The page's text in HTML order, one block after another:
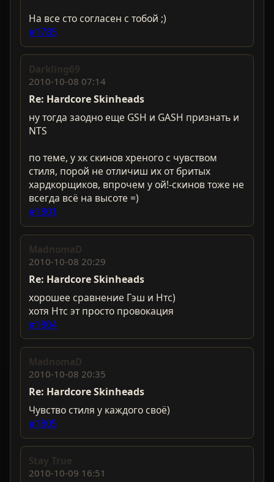
На все сто согласен с тобой ;)
#1785
Darkling69
2010-10-08 07:14
Re: Hardcorе Skinheads
ну тогда заодно еще GSH и GASH признать и
NTS
по теме, у хк скинов хреного с чувством
стиля, порой не отличиш их от бритых
хардкорщиков, впрочем у ой!-скинов тоже не
всегда всё на высоте =)
#1801
MadnomaD
2010-10-08 20:29
Re: Hardcorе Skinheads
хорошее сравнение Гэш и Нтс)
хотя Нтс эт просто провокация
#1804
MadnomaD
2010-10-08 20:35
Re: Hardcorе Skinheads
Чувство стиля у каждого своё)
#1805
Stay True
2010-10-09 16:51